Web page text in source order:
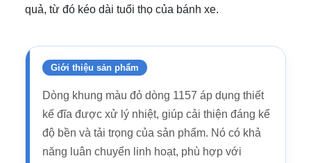
quả, từ đó kéo dài tuổi thọ của bánh xe.
Giới thiệu sản phẩm
Dòng khung màu đỏ dòng 1157 áp dụng thiết
kế đĩa được xử lý nhiệt, giúp cải thiện đáng kể
độ bền và tải trọng của sản phẩm. Nó có khả
năng luân chuyển linh hoạt, phù hợp với